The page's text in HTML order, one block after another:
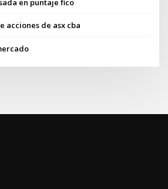
en puntaje fico
acciones de asx cba